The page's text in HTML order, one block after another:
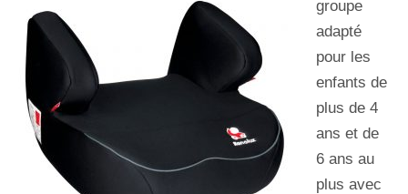
groupe
adapté
pour les
enfants de
plus de 4
ans et de
6 ans au
plus avec